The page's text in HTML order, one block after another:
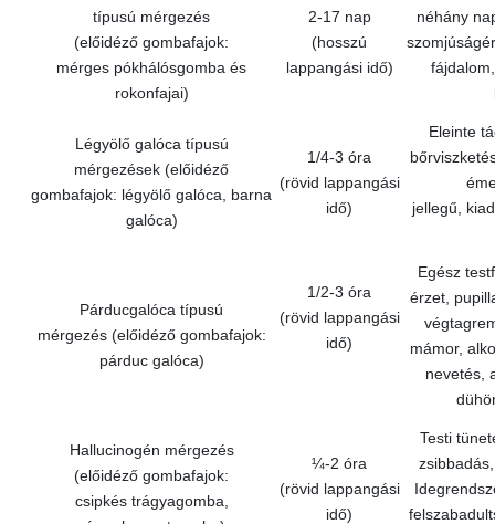
típusú mérgezés
(előidéző gombafajok:
mérges pókhálósgomba és
rokonfajai)
2-17 nap
(hosszú
lappangási idő)
néhány
Légyölő galóca típusú
mérgezések (előidéző
gombafajok: légyölő galóca, barna
galóca)
1/4-3 óra
(rövid lappangási
idő)
Eleinte
jellegű,
Párducgalóca típusú
mérgezés (előidéző gombafajok:
párduc galóca)
1/2-3 óra
(rövid lappangási
idő)
Egész
érzet,
mámor,
nevetés,
Hallucinogén mérgezés
(előidéző gombafajok:
csipkés trágyagomba,
¼-2 óra
(rövid lappangási
idő)
Testi